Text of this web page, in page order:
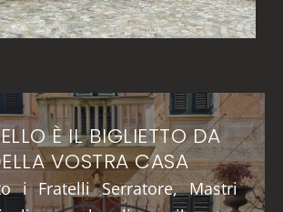
È IL BIGLIETTO DA
VOSTRA CASA
i Fratelli Serratore, Mastri